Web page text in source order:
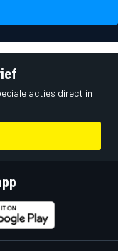
acties direct in